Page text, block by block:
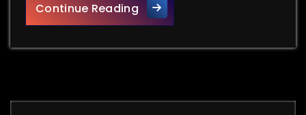
Continue ReadingDe Meerwaarde van de